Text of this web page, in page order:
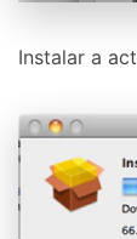
Instalar a